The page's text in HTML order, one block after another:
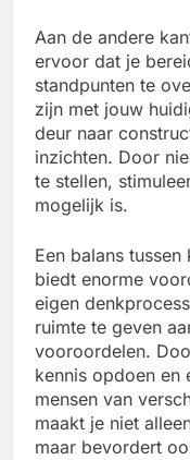
Aan de andere
ervoor dat je
standpunten te
zijn met jouw
deur naar
inzichten. Door
te stellen,
mogelijk is.
Een balans
biedt enorme
eigen
ruimte te geven
vooroordelen.
kennis opdoen en
mensen van
maakt je niet
maar bevordert